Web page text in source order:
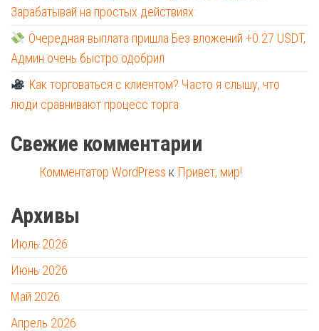
Зарабатывай на простых действиях:
Очередная выплата пришла Без вложений +0.27 USDT,
Админ очень быстро одобрил
Как торговаться с клиентом? Часто я слышу, что
люди сравнивают процесс торга
Свежие комментарии
Комментатор WordPress к Привет, мир!
Архивы
Июль 2026
Июнь 2026
Май 2026
Апрель 2026